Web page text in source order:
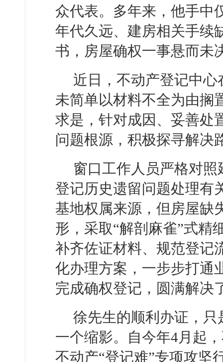
众代表。多年来，他手中
年代久远、建房相关手续
书，房屋确权一事悬而未
近日，不动产登记中
未简单以材料不全为由搁
求是，针对成因、妥善处
问题根源，积极探寻解决
窗口工作人员严格对
登记历史遗留问题处理有
基地权属来源，但房屋缺
形，采取“解剖麻雀”式精
补齐佐证材料、规范登记
化办理方案，一步步打通
完成确权登记，圆满解决
徐先生的顺利办证，
一个缩影。自今年4月起
不动产“登记难”专项攻坚